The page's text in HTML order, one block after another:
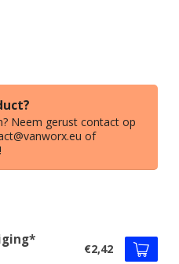
Neem gerust contact op
of
€2,42